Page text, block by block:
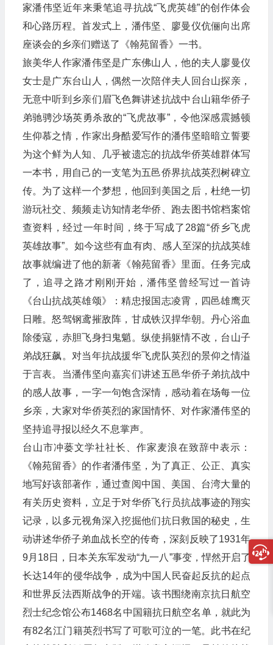
家潘伟坚近年来秉笔追寻抗战“飞虎英雄”的创作体会
和心路历程。首发式上，潘伟坚、廖曼仪伉俪向出席
座谈会的乡亲们赠送了《翰苑留香》一书。
旅美华人作家潘伟坚是广东佛山人，他的夫人廖曼仪
女士是广东台山人，偶然一次陪伴夫人回台山探亲，
无意中听到乡亲们眉飞色舞讲述抗战中台山籍华侨子
弟驰骋沙场英勇杀敌的“飞虎故事”，令他深感震撼顿
生仰慕之情，作家出身酷爱写作的潘伟坚暗暗立誓要
为这个鲜为人知、几乎被遗忘的抗战华侨英雄群体写
一本书，用自己的一支笔为五邑侨界抗战英烈树碑立
传。为了这样一个梦想，他回到美国之后，杜绝一切
游玩社交、频频走访知情老华侨、跑去图书馆档案馆
查资料，经过一年时间，终于写成了28篇“侨乡飞虎
英雄故事”。如今这些有血有肉、感人至深的抗战英雄
故事就编进了他的新著《翰苑留香》里面。任务完成
了，追寻之路才刚刚开始，潘伟坚曾经写过一首诗
《台山抗战英雄颂》：精忠报国志凌霄，四邑雄鹰灭
日雕。怒驾钢鸢摧敌阵，甘成铁汉捍华朝。丹心浴血
除倭寇，赤胆飞身扫鬼魈。纵使捐躯情不改，台山子
弟战狂飙。对当年抗战援华飞虎队英烈的景仰之情溢
于言表。当潘伟坚向嘉宾们讲述五邑华侨子弟抗战中
的感人故事，一字一句饱含深情，感动着在场每一位
乡亲，大家对华侨英烈的家国情怀、对作家潘伟坚的
坚持追寻报以经久不息掌声。
台山市冲蒌文学社社长、作家麦浪在致辞中表示：
《翰苑留香》的作者潘伟坚，为了真正、公正、真实
地写好该部著作，通过查阅中国、美国、台湾大量的
有关历史资料，立足于对华侨飞行员抗战事迹的翔实
记录，以多元视角深入挖掘他们抗日救国的秘史，生
动讲述华侨子弟血战长空的传奇，深刻反映了1931年
9月18日，日本关东军发动“九一八”事变，悍然开启了
长达14年的侵华战争，成为中国人民奋起反抗的起点
和世界反法西斯战争的开端。该书围绕南京抗日航空
烈士纪念馆公布1468名中国籍抗日航空名单，就此为
有82名江门籍英烈书写了可歌可泣的一笔。此书在纪